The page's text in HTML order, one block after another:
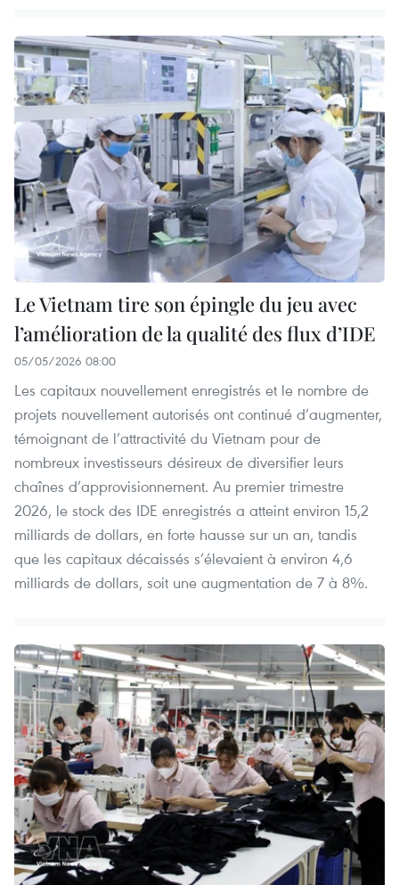
Le Vietnam tire son épingle du jeu avec
l’amélioration de la qualité des flux d’IDE
05/05/2026 08:00
Les capitaux nouvellement enregistrés et le nombre de
projets nouvellement autorisés ont continué d’augmenter,
témoignant de l’attractivité du Vietnam pour de
nombreux investisseurs désireux de diversifier leurs
chaînes d’approvisionnement. Au premier trimestre
2026, le stock des IDE enregistrés a atteint environ 15,2
milliards de dollars, en forte hausse sur un an, tandis
que les capitaux décaissés s’élevaient à environ 4,6
milliards de dollars, soit une augmentation de 7 à 8%.